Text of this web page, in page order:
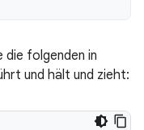
die folgenden in
und hält und zieht: